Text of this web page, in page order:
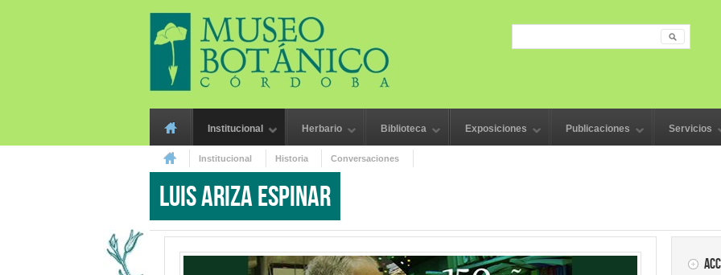
Search form
Main menuInstitucional Herbario Biblioteca Exposiciones Publicaciones Servicios
You are here
Institucional Historia Conversaciones
Luis Ariza Espinar